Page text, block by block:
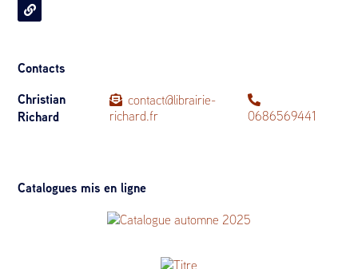
Contacts
Christian
Richard
contact@librairie-
richard.fr
0686569441
Catalogues mis en ligne